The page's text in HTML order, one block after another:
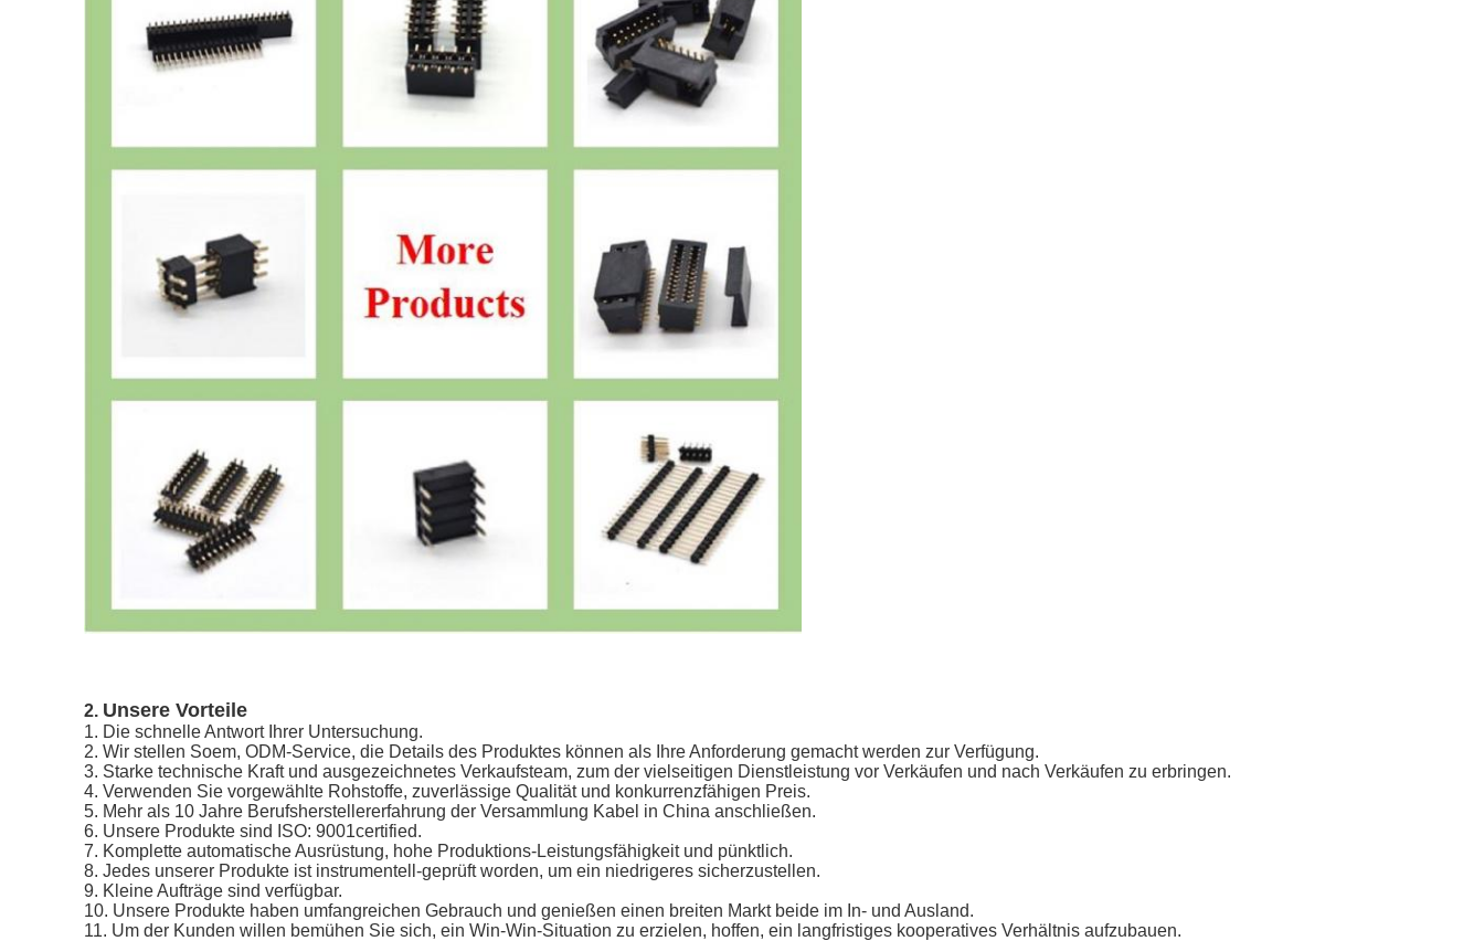
2. Unsere Vorteile
1. Die schnelle Antwort Ihrer Untersuchung.
2. Wir stellen Soem, ODM-Service, die Details des Produktes können als Ihre Anforderung gemacht werden zur Verfügung.
3. Starke technische Kraft und ausgezeichnetes Verkaufsteam, zum der vielseitigen Dienstleistung vor Verkäufen und nach Verkäufen zu erbringen.
4. Verwenden Sie vorgewählte Rohstoffe, zuverlässige Qualität und konkurrenzfähigen Preis.
5. Mehr als 10 Jahre Berufsherstellererfahrung der Versammlung Kabel in China anschließen.
6. Unsere Produkte sind ISO: 9001certified.
7. Komplette automatische Ausrüstung, hohe Produktions-Leistungsfähigkeit und pünktlich.
8. Jedes unserer Produkte ist instrumentell-geprüft worden, um ein niedrigeres sicherzustellen.
9. Kleine Aufträge sind verfügbar.
10. Unsere Produkte haben umfangreichen Gebrauch und genießen einen breiten Markt beide im In- und Ausland.
11. Um der Kunden willen bemühen Sie sich, ein Win-Win-Situation zu erzielen, hoffen, ein langfristiges kooperatives Verhältnis aufzubauen.